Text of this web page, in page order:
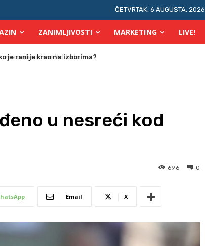
ČETVRTAK, 6 AUGUSTA, 2026
ZANIMLJIVOSTI MARKETING LIVE!
osobe s invaliditetom
u nesreći kod
0
696
Email X